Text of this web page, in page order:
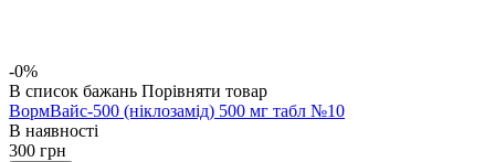
-0%
В список бажань Порівняти товар
ВормВайс-500 (ніклозамід) 500 мг табл №10
В наявності
300 грн